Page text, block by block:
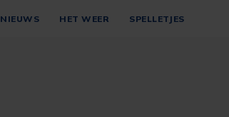
NIEUWS HET WEER SPELLETJES